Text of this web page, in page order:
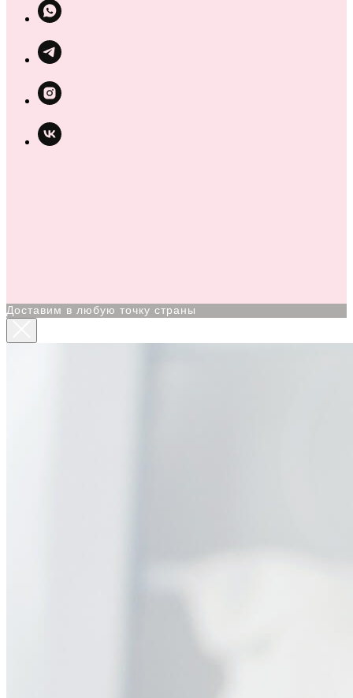
Доставим в любую точку страны